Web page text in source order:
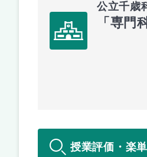
公立千歳
「専門
授業評価・楽